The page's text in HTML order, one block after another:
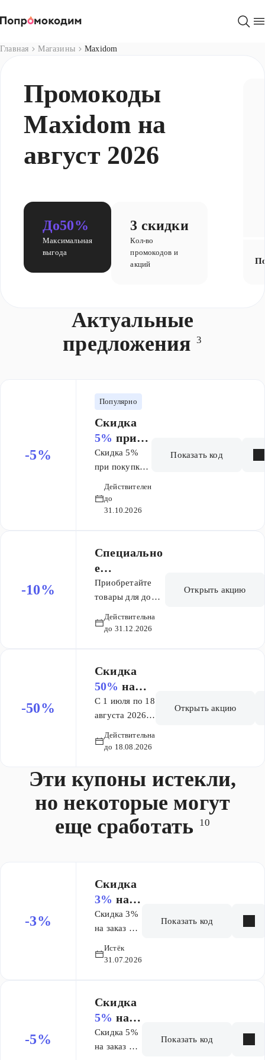
Главная Магазины Maxidom
Промокоды
Maxidom на
август 2026
До50%
Максимальная
выгода
3 скидки
Кол-во
промокодов и
акций
Актуальные
предложения 3
-5%
Популярно
Скидка
5% при
покупке
от6 000 ₽
Скидка 5%
при покупке
рублей по
промокоду.
Действителен
до
31.10.2026
Показать код
-10%
Специально
е
предложени
е только для
профессион
алов -
Приобретайте
товары для дома,
строительства и
бонусными
баллами* на
вашу Карту
«Профессионал».
от 50 000 рублей
за календарный
кешбэк 5%.
от 100 000
рублей за
календарный
покупок от 200
000 рублей за
календарный
суммируется со
«Профессионал».
А если у вас еще
нет Карты
«Профессионал»
Действительна
до 31.12.2026
Открыть акцию
-50%
Скидка
50% на
батарейки
OPTICEL
Professiona
С 1 июля по 18
августа 2026 г.
на батарейки
Скидка на
товар
суммируется
со скидкой по
Действительна
до 18.08.2026
Открыть акцию
Эти купоны истекли,
но некоторые могут
еще сработать
10
-3%
Скидка
3% на
заказ от
1 000 ₽
Скидка 3%
на заказ от
Истёк
31.07.2026
Показать код
-5%
Скидка
5% на
заказ от
6 000 ₽
Скидка 5%
на заказ от
Показать код